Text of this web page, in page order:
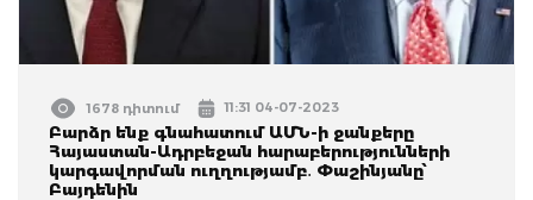
1678 դիտում 11:31 04-07-2023
Բարձր ենք գնահատում ԱՄՆ-ի ջանքերը
Հայաստան-Ադրբեջան հարաբերությունների
կարգավորման ուղղությամբ․ Փաշինյանը՝
Բայդենին